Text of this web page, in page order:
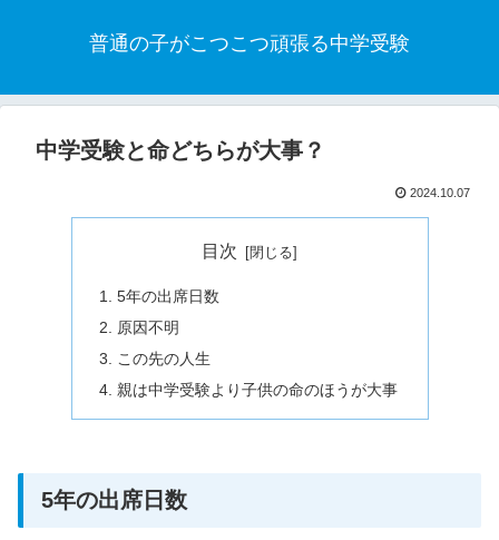
普通の子がこつこつ頑張る中学受験
中学受験と命どちらが大事？
2024.10.07
目次
5年の出席日数
原因不明
この先の人生
親は中学受験より子供の命のほうが大事
5年の出席日数